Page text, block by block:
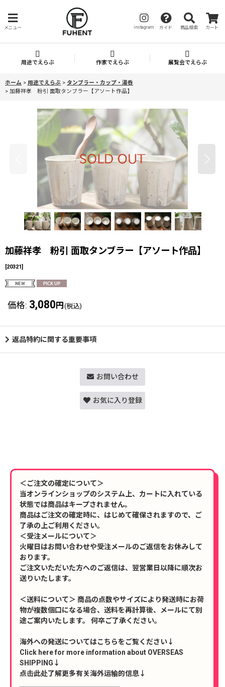
メニュー instagram ガイド 商品検索 カート
用途でえらぶ 作家でえらぶ 展覧会でえらぶ
ホーム > 用途でえらぶ > タンブラー・カップ・湯呑
> 加藤祥孝 粉引 面取タンブラー【アソート作品】
加藤祥孝 粉引 面取タンブラー【アソート作品】
[20321]
価格: 3,080 円 (税込)
返品特約に関する重要事項
お問い合わせ
お気に入り登録
＜ご注文の確定について＞
当オンラインショップのシステム上、カートに入れている
状態では商品はキープされません。
商品はご注文の確定時に、はじめて確保されますので、ご
了承の上ご利用ください。
＜受注メールについて＞
火曜日はお問い合わせや受注メールのご返信をお休みして
おります。
ご注文いただいた方へのご返信は、翌営業日以降に順次お
送りいたします。
＜送料について＞ 商品の点数やサイズにより発送時にお荷
物が複数個口になる場合、送料を再計算後、メールにて別
途ご案内いたします。 何卒ご了承ください。
海外への発送についてはこちらをご覧ください↓
Click here for more information about OVERSEAS
SHIPPING↓
点击此处了解更多有关海外运输的信息↓